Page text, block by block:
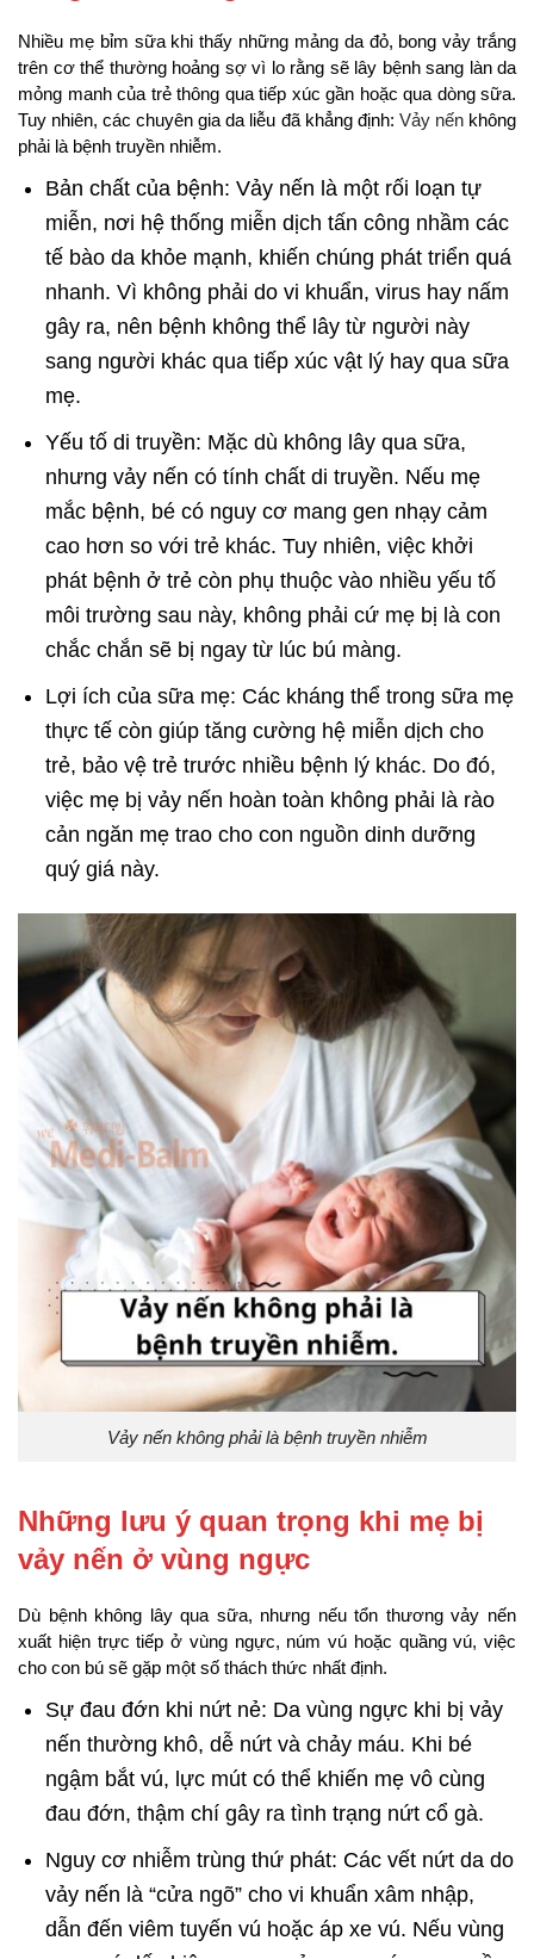
Nhiều mẹ bỉm sữa khi thấy những mảng da đỏ, bong vảy trắng
trên cơ thể thường hoảng sợ vì lo rằng sẽ lây bệnh sang làn da
mỏng manh của trẻ thông qua tiếp xúc gần hoặc qua dòng sữa.
Tuy nhiên, các chuyên gia da liễu đã khẳng định: Vảy nếnkhông
phải là bệnh truyền nhiễm.
Bản chất của bệnh: Vảy nến là một rối loạn tự
miễn, nơi hệ thống miễn dịch tấn công nhầm các
tế bào da khỏe mạnh, khiến chúng phát triển quá
nhanh. Vì không phải do vi khuẩn, virus hay nấm
gây ra, nên bệnh không thể lây từ người này
sang người khác qua tiếp xúc vật lý hay qua sữa
mẹ.
Yếu tố di truyền: Mặc dù không lây qua sữa,
nhưng vảy nến có tính chất di truyền. Nếu mẹ
mắc bệnh, bé có nguy cơ mang gen nhạy cảm
cao hơn so với trẻ khác. Tuy nhiên, việc khởi
phát bệnh ở trẻ còn phụ thuộc vào nhiều yếu tố
môi trường sau này, không phải cứ mẹ bị là con
chắc chắn sẽ bị ngay từ lúc bú màng.
Lợi ích của sữa mẹ: Các kháng thể trong sữa mẹ
thực tế còn giúp tăng cường hệ miễn dịch cho
trẻ, bảo vệ trẻ trước nhiều bệnh lý khác. Do đó,
việc mẹ bị vảy nến hoàn toàn không phải là rào
cản ngăn mẹ trao cho con nguồn dinh dưỡng
quý giá này.
Vảy nến không phải là bệnh truyền nhiễm
Những lưu ý quan trọng khi mẹ bị
vảy nến ở vùng ngực
Dù bệnh không lây qua sữa, nhưng nếu tổn thương vảy nến
xuất hiện trực tiếp ở vùng ngực, núm vú hoặc quầng vú, việc
cho con bú sẽ gặp một số thách thức nhất định.
Sự đau đớn khi nứt nẻ: Da vùng ngực khi bị vảy
nến thường khô, dễ nứt và chảy máu. Khi bé
ngậm bắt vú, lực mút có thể khiến mẹ vô cùng
đau đớn, thậm chí gây ra tình trạng nứt cổ gà.
Nguy cơ nhiễm trùng thứ phát: Các vết nứt da do
vảy nến là “cửa ngõ” cho vi khuẩn xâm nhập,
dẫn đến viêm tuyến vú hoặc áp xe vú. Nếu vùng